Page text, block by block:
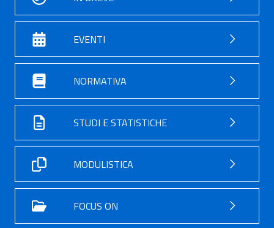
EVENTI
NORMATIVA
STUDI E STATISTICHE
MODULISTICA
FOCUS ON